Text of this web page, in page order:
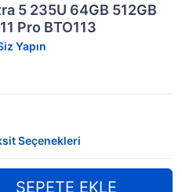
5 235U 64GB 512GB
Pro BTO113
Yapın
Seçenekleri